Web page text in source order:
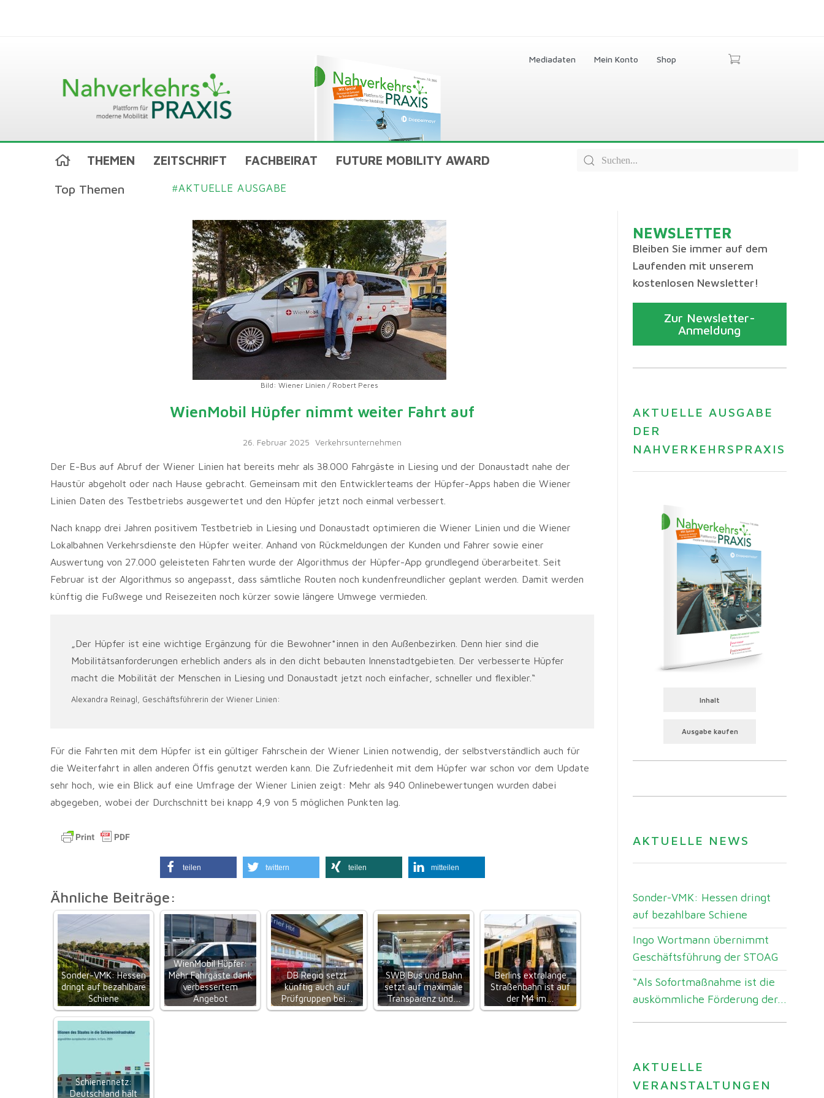
Mediadaten Mein Konto Shop
THEMEN ZEITSCHRIFT FACHBEIRAT FUTURE MOBILITY AWARD
Top Themen #AKTUELLE AUSGABE
Bild: Wiener Linien / Robert Peres
WienMobil Hüpfer nimmt weiter Fahrt auf
26. Februar 2025 Verkehrsunternehmen
Der E-Bus auf Abruf der Wiener Linien hat bereits mehr als 38.000 Fahrgäste in Liesing und der Donaustadt nahe der
Haustür abgeholt oder nach Hause gebracht. Gemeinsam mit den Entwicklerteams der Hüpfer-Apps haben die Wiener
Linien Daten des Testbetriebs ausgewertet und den Hüpfer jetzt noch einmal verbessert.
Nach knapp drei Jahren positivem Testbetrieb in Liesing und Donaustadt optimieren die Wiener Linien und die Wiener
Lokalbahnen Verkehrsdienste den Hüpfer weiter. Anhand von Rückmeldungen der Kunden und Fahrer sowie einer
Auswertung von 27.000 geleisteten Fahrten wurde der Algorithmus der Hüpfer-App grundlegend überarbeitet. Seit
Februar ist der Algorithmus so angepasst, dass sämtliche Routen noch kundenfreundlicher geplant werden. Damit werden
künftig die Fußwege und Reisezeiten noch kürzer sowie längere Umwege vermieden.
„Der Hüpfer ist eine wichtige Ergänzung für die Bewohner*innen in den Außenbezirken. Denn hier sind die
Mobilitätsanforderungen erheblich anders als in den dicht bebauten Innenstadtgebieten. Der verbesserte Hüpfer
macht die Mobilität der Menschen in Liesing und Donaustadt jetzt noch einfacher, schneller und flexibler.“
Alexandra Reinagl, Geschäftsführerin der Wiener Linien:
Für die Fahrten mit dem Hüpfer ist ein gültiger Fahrschein der Wiener Linien notwendig, der selbstverständlich auch für
die Weiterfahrt in allen anderen Öffis genutzt werden kann. Die Zufriedenheit mit dem Hüpfer war schon vor dem Update
sehr hoch, wie ein Blick auf eine Umfrage der Wiener Linien zeigt: Mehr als 940 Onlinebewertungen wurden dabei
abgegeben, wobei der Durchschnitt bei knapp 4,9 von 5 möglichen Punkten lag.
teilen twittern teilen mitteilen
Ähnliche Beiträge:
Sonder-VMK: Hessen
dringt auf bezahlbare
Schiene
WienMobil Hüpfer:
Mehr Fahrgäste dank
verbessertem
Angebot
DB Regio setzt
künftig auch auf
Prüfgruppen bei…
SWB Bus und Bahn
setzt auf maximale
Transparenz und…
Berlins extralange
Straßenbahn ist auf
der M4 im…
Schienennetz:
Deutschland hält
NEWSLETTER
Bleiben Sie immer auf dem
Laufenden mit unserem
kostenlosen Newsletter!
Zur Newsletter-
Anmeldung
AKTUELLE AUSGABE
DER
NAHVERKEHRSPRAXIS
Inhalt
Ausgabe kaufen
AKTUELLE NEWS
Sonder-VMK: Hessen dringt
auf bezahlbare Schiene
Ingo Wortmann übernimmt
Geschäftsführung der STOAG
“Als Sofortmaßnahme ist die
auskömmliche Förderung der...
AKTUELLE
VERANSTALTUNGEN